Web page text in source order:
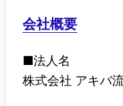
会社概要
■法人名
株式会社 アキバ